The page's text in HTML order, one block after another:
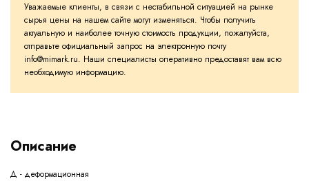
Уважаемые клиенты, в связи с нестабильной ситуацией на рынке
сырья цены на нашем сайте могут изменяться. Чтобы получить
актуальную и наиболее точную стоимость продукции, пожалуйста,
отправьте официальный запрос на электронную почту
info@mimark.ru. Наши специалисты оперативно предоставят вам всю
необходимую информацию.
Описание
Д - деформационная